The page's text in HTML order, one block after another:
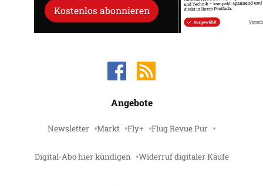
Kostenlos abonnieren
Angebote
Newsletter Markt Fly+ Flug Revue Pur
Digital-Abo hier kündigen Widerruf digitaler Käufe